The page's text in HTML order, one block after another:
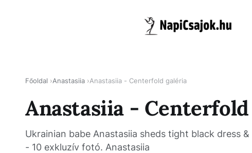
Főoldal Anastasiia Anastasiia - Centerfold galéria
Anastasiia -
Ukrainian babe Anastasiia sheds tight black dress
- 10 exkluzív fotó. Anastasiia